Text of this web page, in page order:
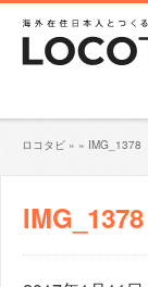
ロコタビ » » IMG_1378
IMG_1378